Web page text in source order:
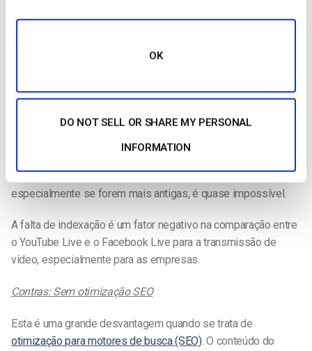
OK
DO NOT SELL OR SHARE MY PERSONAL
INFORMATION
Uma das principais desvantagens é que os utilizadores não
significa que os motores de busca como o Google, o Bing e o
limitação inclui vídeos em direto e arquivados.
Pode procurar o conteúdo no próprio Facebook, mas a
pesquisa dentro da plataforma não é muito útil. É uma
outros motores de busca. Encontrar mensagens,
especialmente se forem mais antigas, é quase impossível.
A falta de indexação é um fator negativo na comparação entre
o YouTube Live e o Facebook Live para a transmissão de
vídeo, especialmente para as empresas.
Contras: Sem otimização SEO
Esta é uma grande desvantagem quando se trata de
otimização para motores de busca (SEO). O conteúdo do